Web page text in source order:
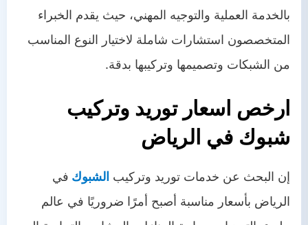
بالخدمة العملية والتوجيه المهني، حيث يقدم الخبراء
المتخصصون استشارات شاملة لاختيار النوع المناسب
من الشبكات وتصميمها وتركيبها بدقة.
ارخص اسعار توريد وتركيب
شبوك في الرياض
إن البحث عن خدمات توريد وتركيب الشبوك في
الرياض بأسعار مناسبة أصبح أمرًا ضروريًا في عالم